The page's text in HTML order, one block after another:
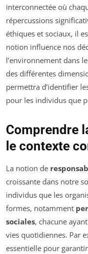
interconnectée où
répercussions
éthiques et sociaux, il
notion influence nos
l’environnement dans
des différentes
permettra d’identifier
pour les individus que
Comprendre
le contexte
La notion de
croissante dans notre
individus que les
formes, notamment
sociales, chacune
vies quotidiennes. Par
essentielle pour